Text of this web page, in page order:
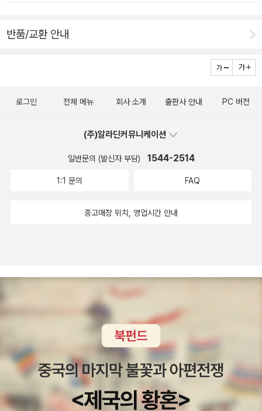
는 이름으로 시골인 전남 고흥에서 서재도서관·책박물관을 꾸립
무리했습니다. 《새로 쓰는 말밑 꾸러미 사전》, 《들꽃내음 따라 걷
리말과 문해력》, 《쉬운 말이 평화》, 《곁말》, 《곁책》, 《새로 쓰는
는 겹말 꾸러미 사전》, 《새로 쓰는 우리말 꾸러미 사전》, 《책숲마
기 사전》, 《이오덕 마음 읽기》, 《시골에서 살림 짓는 즐거움》, 《숲
에서 살려낸 우리말》, 《마을에서 살려낸 우리말》, 《읽는 우리말
더니 이젠 AI? 오락가락 교육 백년지대계 [이슈 後]https://n.ne
김경수 '지방공항 꼭 필요.. '고추 말리는 공항' 인식 바뀌어야'htt
래·파란놀(최종규). 낱말책을 쓴다. 《풀꽃나무 들숲노래 동시 따
말과 문해력》, 《들꽃내음 따라 걷다가 작은책집을 보았습니다》,
《우리말꽃》, 《쉬운 말이 평화》, 《곁말》, 《책숲마실》, 《우리말 수
을 썼다. blog.naver.com/hbooklove
32030005 그런 것이다. 4·3은 잊을 만하면 다시 피어나는 풀꽃
실체를, 소문의 실체를 똑똑히 목격하였다. 매일 비행기가 새처럼
앉았다 일어서는 저 정뜨르비행장(제주국제공항) 활주로 깊고 오
랜 어둠의 구덩이에서 보았다. 그 비행장으로 끌려갔던 수많은 주
도 수만의 인파가 시조새를 타고 내리는 지금‘저 시커먼 활주로
다!’라고외치는 사람 그 어디에도 없는데샛노랗게 질려 파르르 떨
고 있는 유채꽃 사월활주로 밑 어둠에 갇혀몸 뒤척일 때마다 들려
오는 뼈들의 아우성이 들린다빠직 빠직 빠지지직빠직 빠직 빠지
반품/교환 안내
로그인 전체 메뉴 회사 소개 출판사 안내 PC 버전
(주)알라딘커뮤니케이션
일반문의 (발신자 부담) 1544-2514
1:1 문의 FAQ
중고매장 위치, 영업시간 안내